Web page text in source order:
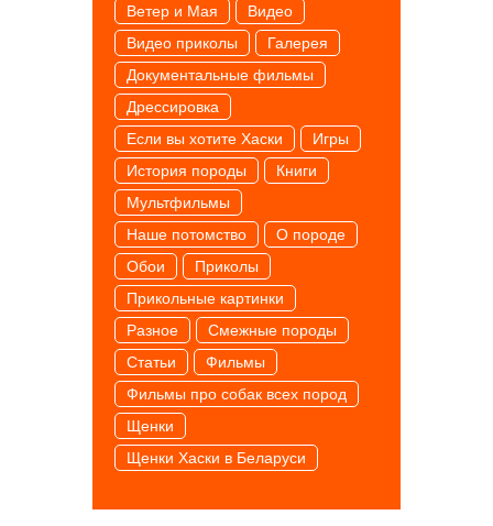
Ветер и Мая
Видео
Видео приколы
Галерея
Документальные фильмы
Дрессировка
Если вы хотите Хаски
Игры
История породы
Книги
Мультфильмы
Наше потомство
О породе
Обои
Приколы
Прикольные картинки
Разное
Смежные породы
Статьи
Фильмы
Фильмы про собак всех пород
Щенки
Щенки Хаски в Беларуси